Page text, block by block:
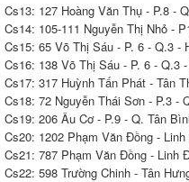
Cs13: 127 Hoàng Văn Thụ - P.8 -
Cs14: 105-111 Nguyễn Thị Nhỏ -
Cs15: 65 Võ Thị Sáu - P. 6 - Q.3 -
Cs16: 138 Võ Thị Sáu - P. 6 - Q.3
Cs17: 317 Huỳnh Tấn Phát - Tân
Cs18: 72 Nguyễn Thái Sơn - P.3 -
Cs19: 206 Âu Cơ - P.9 - Q. Tân
Cs20: 1202 Phạm Văn Đồng -
Cs21: 787 Phạm Văn Đồng - Linh
Cs22: 598 Trường Chinh - Tân